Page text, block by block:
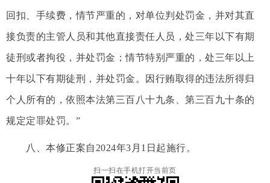
回扣、手续费，情节严重的，对单位判处罚金，并对其直
接负责的主管人员和其他直接责任人员，处三年以下有期
徒刑或者拘役，并处罚金；情节特别严重的，处三年以上
十年以下有期徒刑，并处罚金。因行贿取得的违法所得归
个人所有的，依照本法第三百八十九条、第三百九十条的
规定定罪处罚。”
八、本修正案自2024年3月1日起施行。
扫一扫在手机打开当前页